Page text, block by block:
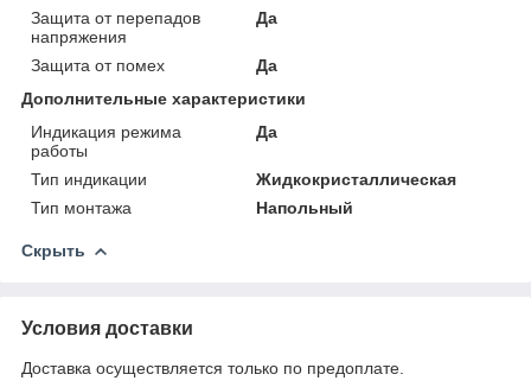
Защита от перепадов
напряжения
Да
Защита от помех
Да
Дополнительные характеристики
Индикация режима
работы
Да
Тип индикации
Жидкокристаллическая
Тип монтажа
Напольный
Скрыть
Условия доставки
Доставка осуществляется только по предоплате.